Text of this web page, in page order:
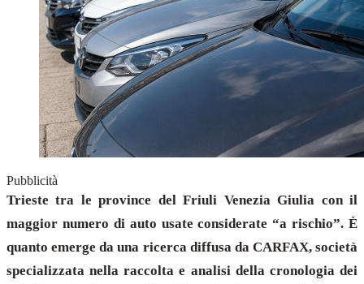
Pubblicità
Trieste tra le province del Friuli Venezia Giulia con il
maggior numero di auto usate considerate “a rischio”. È
quanto emerge da una ricerca diffusa da CARFAX, società
specializzata nella raccolta e analisi della cronologia dei